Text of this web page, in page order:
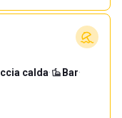
calda· Bar·